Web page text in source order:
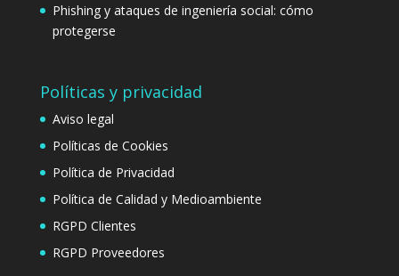
Phishing y ataques de ingeniería social: cómo
protegerse
Políticas y privacidad
Aviso legal
Políticas de Cookies
Política de Privacidad
Política de Calidad y Medioambiente
RGPD Clientes
RGPD Proveedores